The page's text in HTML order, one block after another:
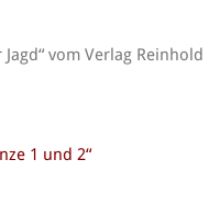
vom Verlag Reinhold
1 und 2“